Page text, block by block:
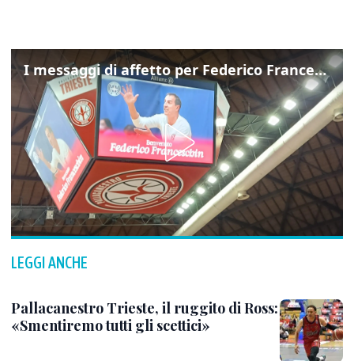
I messaggi di affetto per Federico Franceschin: così il mondo del basket gli è stato accanto fino all’ultimo
LEGGI ANCHE
Pallacanestro Trieste, il ruggito di Ross:
«Smentiremo tutti gli scettici»